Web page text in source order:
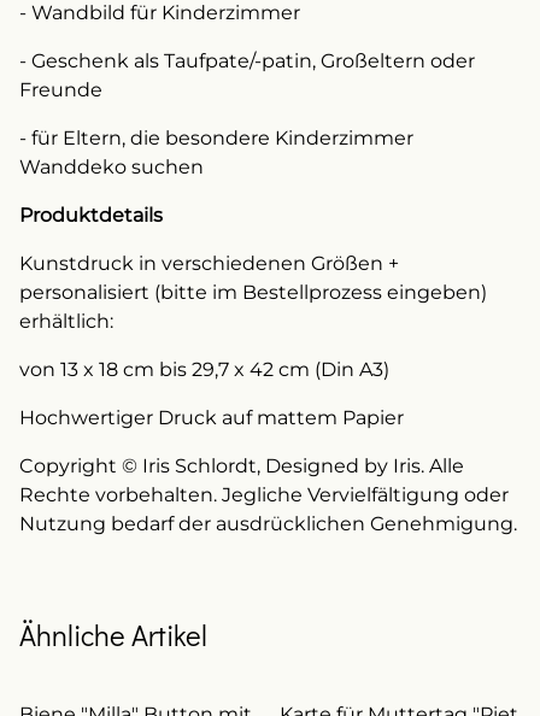
- Wandbild für Kinderzimmer
- Geschenk als Taufpate/-patin, Großeltern oder
Freunde
- für Eltern, die besondere Kinderzimmer
Wanddeko suchen
Produktdetails
Kunstdruck in verschiedenen Größen +
personalisiert (bitte im Bestellprozess eingeben)
erhältlich:
von 13 x 18 cm bis 29,7 x 42 cm (Din A3)
Hochwertiger Druck auf mattem Papier
Copyright © Iris Schlordt, Designed by Iris. Alle
Rechte vorbehalten. Jegliche Vervielfältigung oder
Nutzung bedarf der ausdrücklichen Genehmigung.
Ähnliche Artikel